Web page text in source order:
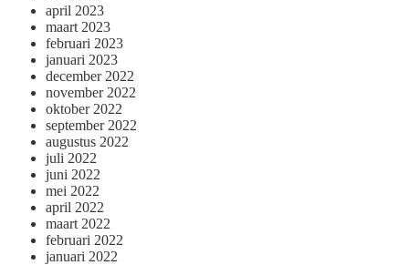
april 2023
maart 2023
februari 2023
januari 2023
december 2022
november 2022
oktober 2022
september 2022
augustus 2022
juli 2022
juni 2022
mei 2022
april 2022
maart 2022
februari 2022
januari 2022